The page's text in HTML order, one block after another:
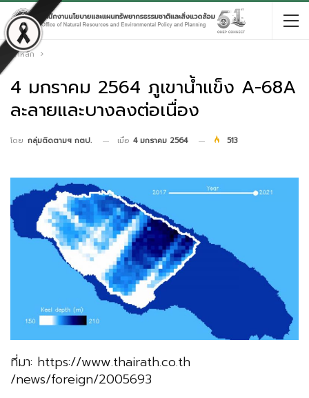
หน้าหลัก
4 มกราคม 2564 ภูเขาน้ำแข็ง A-68A
ละลายและบางลงต่อเนื่อง
โดย กลุ่มติดตามฯ กตป. เมื่อ 4 มกราคม 2564 513
ที่มา: https://www.thairath.co.th
/news/foreign/2005693